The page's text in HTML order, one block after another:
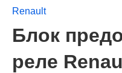
Renault
Блок
реле